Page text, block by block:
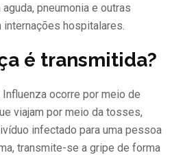
pneumonia e outras
hospitalares.
é transmitida?
ocorre por meio de
viajam por meio da tosses,
infectado para uma pessoa
transmite-se a gripe de forma